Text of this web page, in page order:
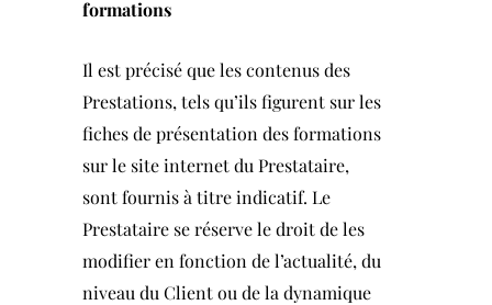
formations
Il est précisé que les contenus des
Prestations, tels qu’ils figurent sur les
fiches de présentation des formations
sur le site internet du Prestataire,
sont fournis à titre indicatif. Le
Prestataire se réserve le droit de les
modifier en fonction de l’actualité, du
niveau du Client ou de la dynamique